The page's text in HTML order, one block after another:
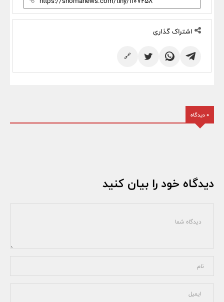
اشتراک گذاری
🔗
0 دیدگاه
دیدگاه خود را بیان کنید